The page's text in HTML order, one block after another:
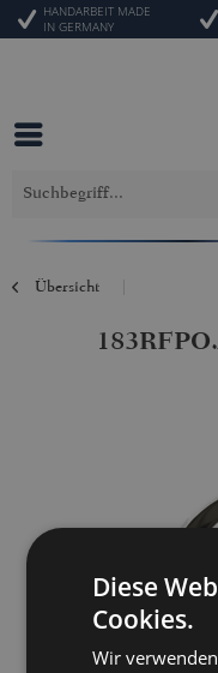
HANDARBEIT MADE
IN GERMANY
Übersicht
Diese
Cookies.
Wir